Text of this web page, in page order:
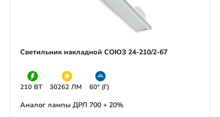
Светильник накладной СОЮЗ 24-210/2-67
210 ВТ 30262 ЛМ 60° (Г)
Аналог лампы ДРЛ 700 + 20%